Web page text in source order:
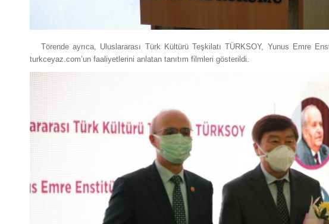
Törende ayrıca, Uluslararası Türk Kültürü Teşkilatı TÜRKSOY, Yunus Emre
turkceyaz.com’un faaliyetlerini anlatan tanıtım filmleri gösterildi.